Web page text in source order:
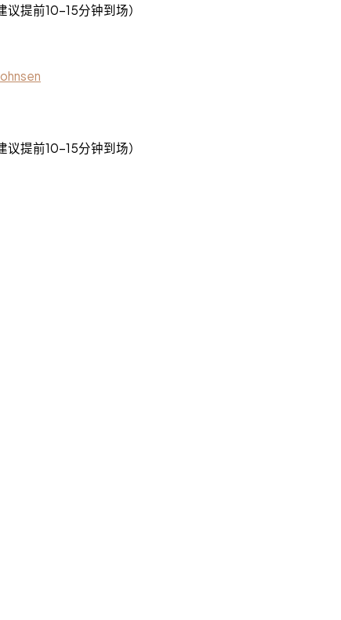
提前10-15分钟到场）
提前10-15分钟到场）